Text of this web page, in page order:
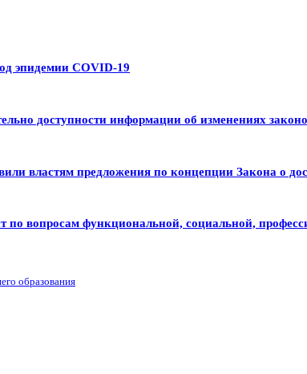
эпидемии COVID-19
доступности информации об изменениях
властям предложения по концепции Закона о
по вопросам функциональной, социальной,
образования